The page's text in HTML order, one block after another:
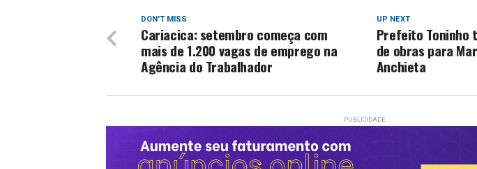
UP NEXT
Prefeito Toninho
de obras para
Anchieta
DON'T MISS
Cariacica: setembro começa com
mais de 1.200 vagas de emprego na
Agência do Trabalhador